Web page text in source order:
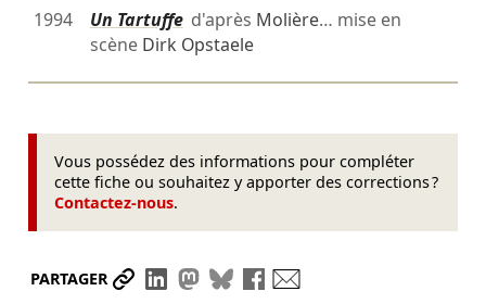
1994
Un Tartuffed'après Molière… mise en
scène Dirk Opstaele
Vous possédez des informations pour compléter
cette fiche ou souhaitez y apporter des corrections ?
Contactez-nous.
PARTAGER Partager le lien
Partager sur LinkedIn
Partager sur Mastodon
Partager sur Bluesky
Partager sur Facebook